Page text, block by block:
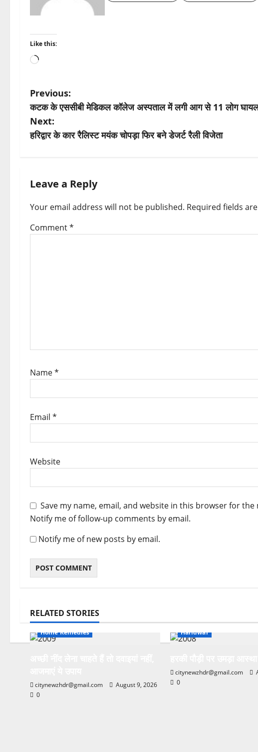
Like this:
Loading…
P
o
s
a
v
i
Previous:
कटक के एससीबी मेडिकल कॉलेज अस्पताल में लगी आग से 11 लोग घायल,
Next:
हरिद्वार के कार रैलिस्ट मयंक चोपड़ा फिर बने डेजर्ट रैली विजेता
Leave a Reply
Your email address will not be published. Required fields
Comment*
Name*
Email *
Website
Save my name, email, and website in this browser for
Notify me of follow-up comments by email.
Notify me of new posts by email.
RELATED STORIES
Health & Wellness
Home Remedies
citynewzhdr@gmail.com
August 9, 2026
0
Haridwar
citynewzhdr@gmail.com
0